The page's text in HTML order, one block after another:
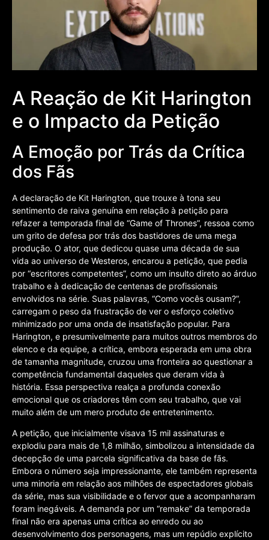
A Reação de Kit Harington
e o Impacto da Petição
A Emoção por Trás da Crítica
dos Fãs
A declaração de Kit Harington, que trouxe à tona seu
sentimento de raiva genuína em relação à petição para
refazer a temporada final de “Game of Thrones”, ressoa como
um grito de defesa por trás dos bastidores de uma mega
produção. O ator, que dedicou quase uma década de sua
vida ao universo de Westeros, encarou a petição, que pedia
por “escritores competentes”, como um insulto direto ao árduo
trabalho e à dedicação de centenas de profissionais
envolvidos na série. Suas palavras, “Como vocês ousam?”,
carregam o peso da frustração de ver o esforço coletivo
minimizado por uma onda de insatisfação popular. Para
Harington, e presumivelmente para muitos outros membros do
elenco e da equipe, a crítica, embora esperada em uma obra
de tamanha magnitude, cruzou uma fronteira ao questionar a
competência fundamental daqueles que deram vida à
história. Essa perspectiva realça a profunda conexão
emocional que os criadores têm com seu trabalho, que vai
muito além de um mero produto de entretenimento.
A petição, que inicialmente visava 15 mil assinaturas e
explodiu para mais de 1,8 milhão, simbolizou a intensidade da
decepção de uma parcela significativa da base de fãs.
Embora o número seja impressionante, ele também representa
uma minoria em relação aos milhões de espectadores globais
da série, mas sua visibilidade e o fervor que a acompanharam
foram inegáveis. A demanda por um “remake” da temporada
final não era apenas uma crítica ao enredo ou ao
desenvolvimento dos personagens, mas um repúdio explícito